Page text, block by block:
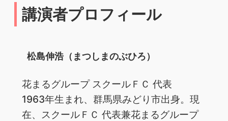
講演者プロフィール
松島伸浩（まつしまのぶひろ）
花まるグループ スクールＦＣ 代表
1963年生まれ、群馬県みどり市出身。現
在、スクールＦＣ 代表兼花まるグループ